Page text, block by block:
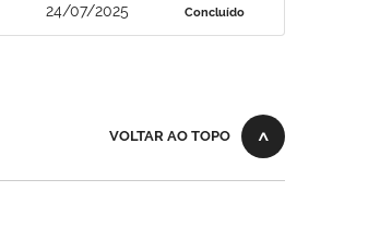
24/07/2025 Concluído
VOLTAR AO TOPO